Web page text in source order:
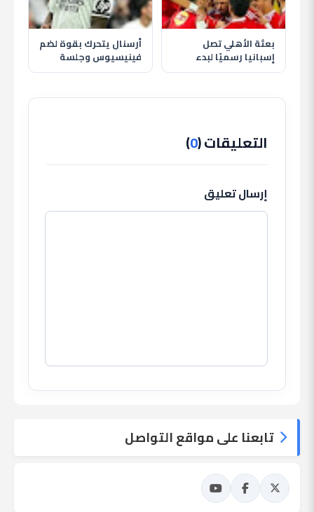
بعثة الأهلي تصل
إسبانيا رسميًا لبدء
معسكر الإعداد استعدادًا
أرسنال يتحرك بقوة لضم
فينيسيوس وجلسة
حاسمة تحدد مستقبله
التعليقات (0
)
إرسال تعليق
تابعنا على مواقع التواصل